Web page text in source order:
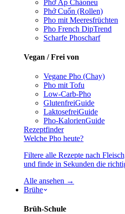
Phở Áp Chảoneu
Phở Cuốn (Rollen)
Pho mit Meeresfrüchten
Pho French DipTrend
Scharfe Phoscharf
Vegan / Frei von
Vegane Pho (Chay)
Pho mit Tofu
Low-Carb-Pho
GlutenfreiGuide
LaktosefreiGuide
Pho-KalorienGuide
Rezeptfinder
Welche Pho heute?
Filtere alle Rezepte nach
und finde in Sekunden die
Alle ansehen →
Brühe
Brüh-Schule